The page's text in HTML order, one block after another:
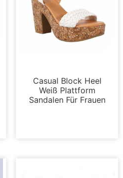
Casual Block Heel
Weiß Plattform
Sandalen Für Frauen